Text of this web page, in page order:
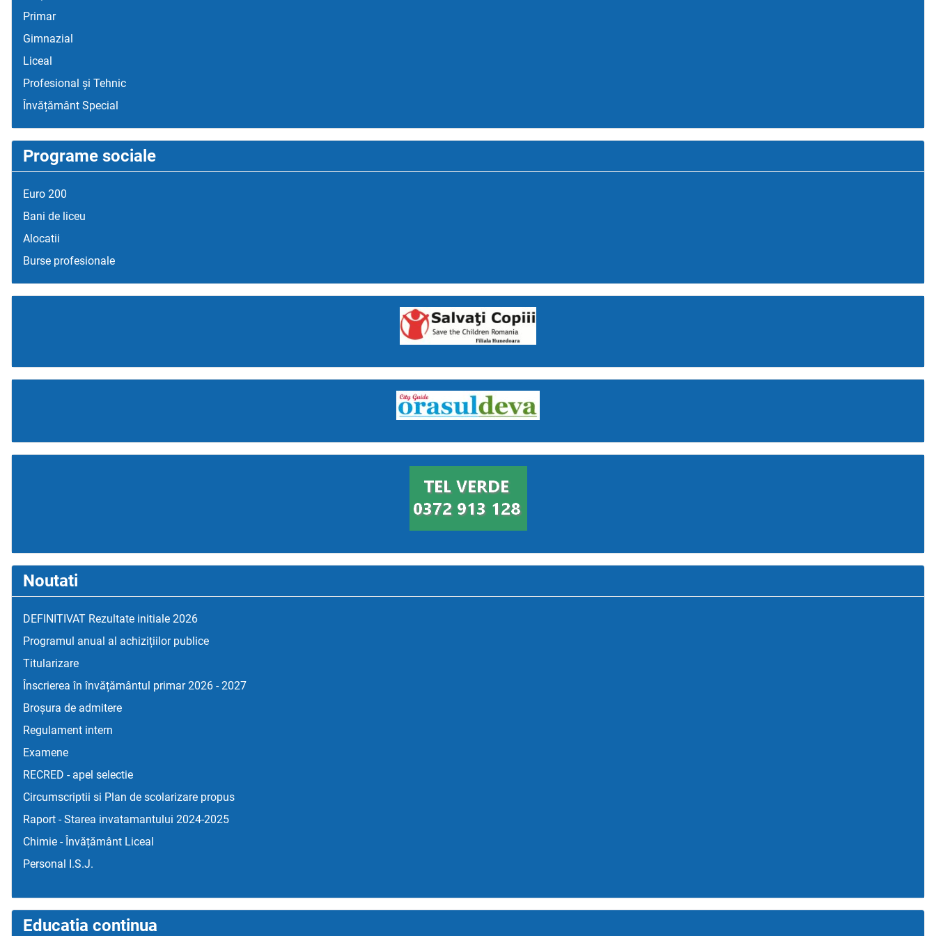
Primar
Gimnazial
Liceal
Profesional și Tehnic
Învățământ Special
Programe sociale
Euro 200
Bani de liceu
Alocatii
Burse profesionale
Noutati
DEFINITIVAT Rezultate initiale 2026
Programul anual al achizițiilor publice
Titularizare
Înscrierea în învățământul primar 2026 - 2027
Broșura de admitere
Regulament intern
Examene
RECRED - apel selectie
Circumscriptii si Plan de scolarizare propus
Raport - Starea invatamantului 2024-2025
Chimie - Învățământ Liceal
Personal I.S.J.
Educatia continua